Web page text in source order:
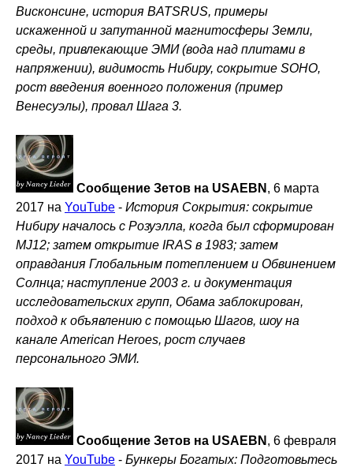
Висконсине, история BATSRUS, примеры
искаженной и запутанной магнитосферы Земли,
среды, привлекающие ЭМИ (вода над плитами в
напряжении), видимость Нибиру, сокрытие SOHO,
рост введения военного положения (пример
Венесуэлы), провал Шага 3.
Сообщение Зетов на USAEBN , 6 марта
2017 на YouTube - История Сокрытия: сокрытие
Нибиру началось с Розуэлла, когда был сформирован
MJ12; затем открытие IRAS в 1983; затем
оправдания Глобальным потеплением и Обвинением
Солнца; наступление 2003 г. и документация
исследовательских групп, Обама заблокирован,
подход к объявлению с помощью Шагов, шоу на
канале American Heroes, рост случаев
персонального ЭМИ.
Сообщение Зетов на USAEBN , 6 февраля
2017 на YouTube - Бункеры Богатых: Подготовьтесь